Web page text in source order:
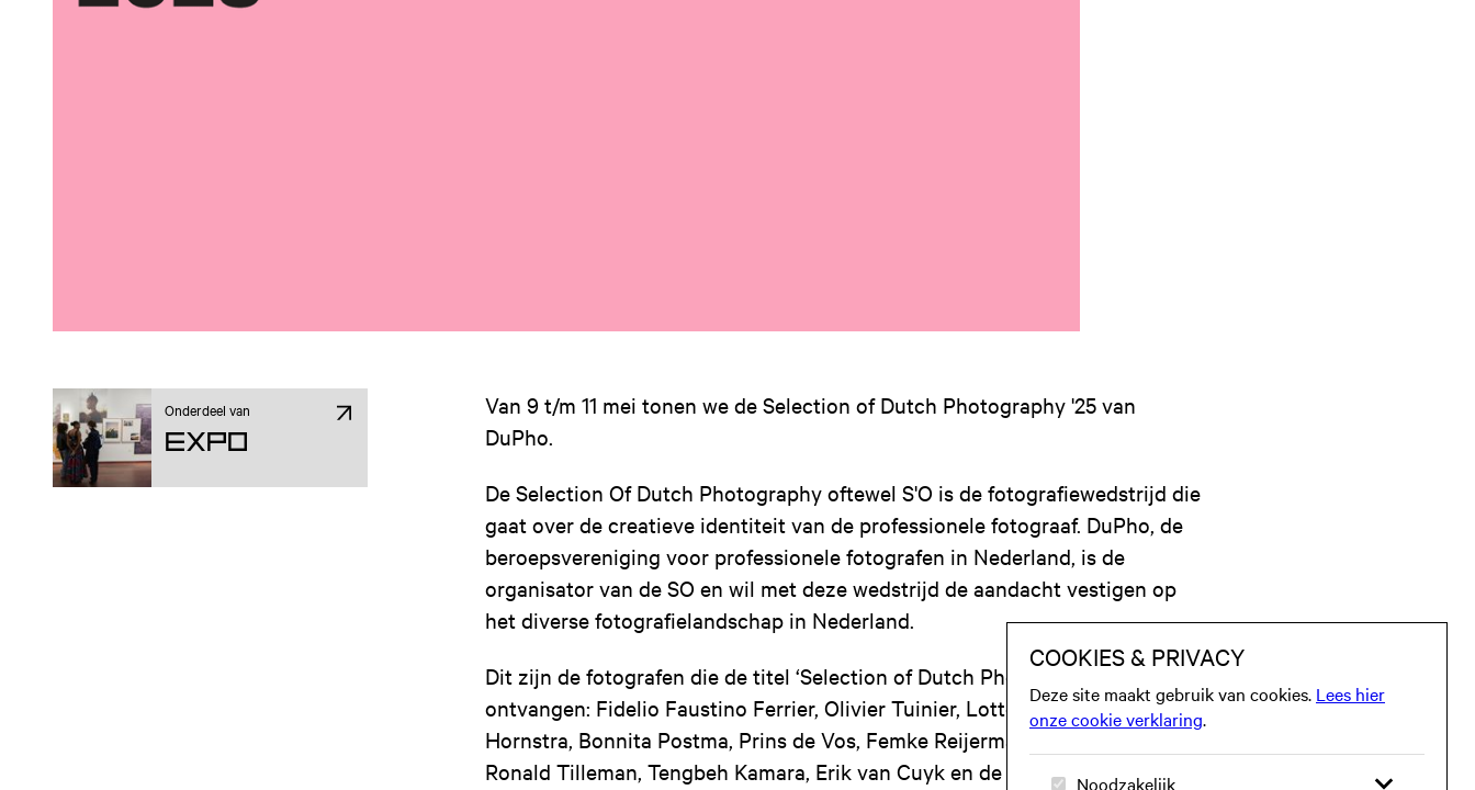
Onderdeel van
Expo
Van 9 t/m 11 mei tonen we de Selection of Dutch Photography '25 van
DuPho.
De Selection Of Dutch Photography oftewel S'O is de fotografiewedstrijd die
gaat over de creatieve identiteit van de professionele fotograaf. DuPho, de
beroepsvereniging voor professionele fotografen in Nederland, is de
organisator van de SO en wil met deze wedstrijd de aandacht vestigen op
het diverse fotografielandschap in Nederland.
Dit zijn de fotografen die de titel ‘Selection of Dutch Photography '25
ontvangen: Fidelio Faustino Ferrier, Olivier Tuinier, Lotte Ekkel, Rob
Hornstra, Bonnita Postma, Prins de Vos, Femke Reijerman, Eelco Wortman,
Ronald Tilleman, Tengbeh Kamara, Erik van Cuyk en de studenten Klaas,